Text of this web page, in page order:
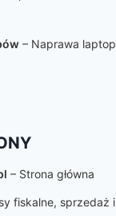
– Naprawa
– Strona główna
fiskalne, sprzedaż